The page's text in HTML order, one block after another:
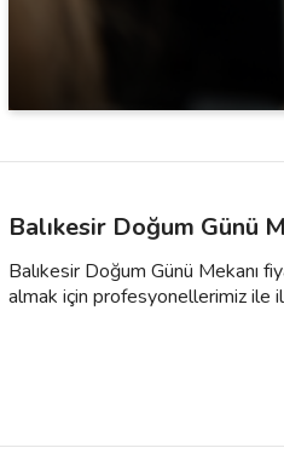
Balıkesir Doğum Günü
Balıkesir Doğum Günü Mekanı
almak için profesyonellerimiz ile